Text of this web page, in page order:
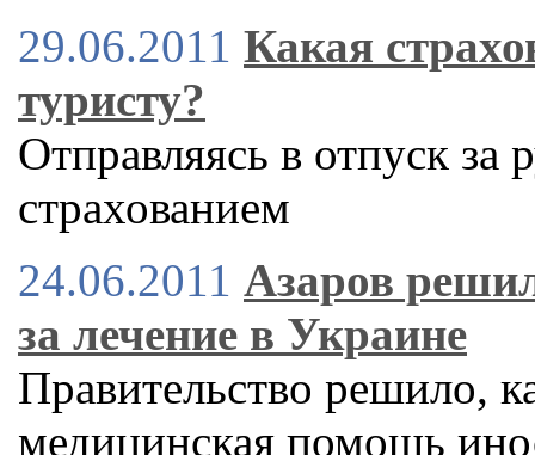
29.06.2011 Какая
туристу?
Отправляясь в отпуск за
страхованием
24.06.2011 Азаров
за лечение в Украине
Правительство решило,
медицинская помощь